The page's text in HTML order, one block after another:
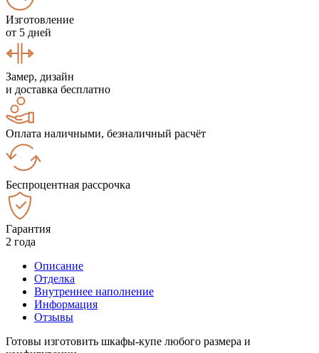
Изготовление
от 5 дней
Замер, дизайн
и доставка бесплатно
Оплата наличными, безналичный расчёт
Беспроцентная рассрочка
Гарантия
2 года
Описание
Отделка
Внутреннее наполнение
Информация
Отзывы
Готовы изготовить шкафы-купе любого размера и